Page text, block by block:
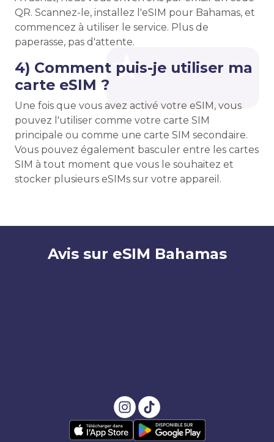
QR. Scannez-le, installez l'eSIM pour Bahamas, et
commencez à utiliser le service. Plus de
paperasse, pas d'attente.
4) Comment puis-je utiliser ma
carte eSIM ?
Une fois que vous avez activé votre eSIM, vous
pouvez l'utiliser comme votre carte SIM
principale ou comme une carte SIM secondaire.
Vous pouvez également basculer entre les cartes
SIM à tout moment que vous le souhaitez et
stocker plusieurs eSIMs sur votre appareil.
Avis sur eSIM Bahamas